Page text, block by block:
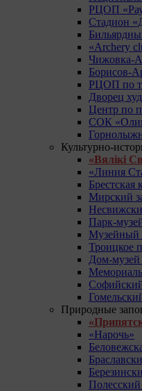
РЦОП
Стадион
«Archery
Чижовка-
Борисов-
РЦОП по
Дворец
Центр по
СОК
Культурно-
«Вялікі
«Линия
Брестская
Мирский
Парк-
Музейный
Троицкое
Дом-
Природные
«Нарочь»